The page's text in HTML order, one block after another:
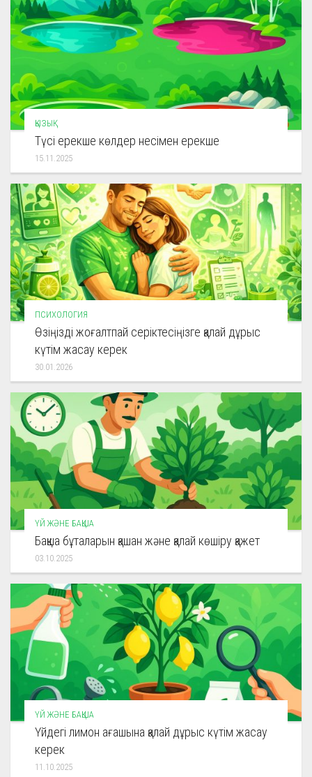
ҚЫЗЫҚ
Түсі ерекше көлдер несімен ерекше
15.11.2025
ПСИХОЛОГИЯ
Өзіңізді жоғалтпай серіктесіңізге қалай дұрыс
күтім жасау керек
30.01.2026
ҮЙ ЖӘНЕ БАҚША
Бақша бұталарын қашан және қалай көшіру қажет
03.10.2025
ҮЙ ЖӘНЕ БАҚША
Үйдегі лимон ағашына қалай дұрыс күтім жасау
керек
11.10.2025